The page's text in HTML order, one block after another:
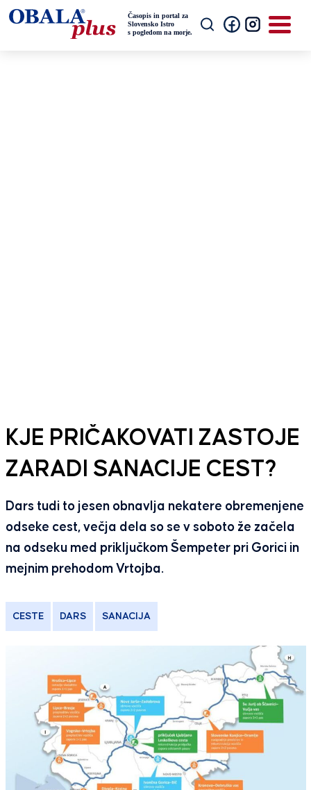
KJE PRIČAKOVATI ZASTOJE
ZARADI SANACIJE CEST?
Dars tudi to jesen obnavlja nekatere obremenjene
odseke cest, večja dela so se v soboto že začela
na odseku med priključkom Šempeter pri Gorici in
mejnim prehodom Vrtojba.
CESTE DARS SANACIJA